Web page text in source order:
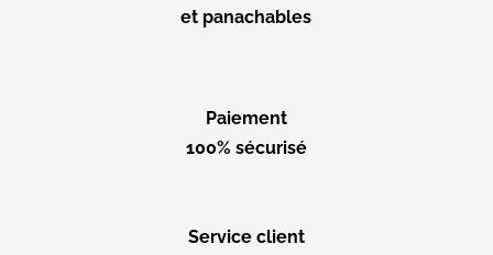
et panachables
Paiement
100% sécurisé
Service client